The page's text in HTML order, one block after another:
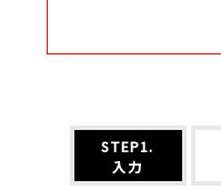
STEP1.
入力